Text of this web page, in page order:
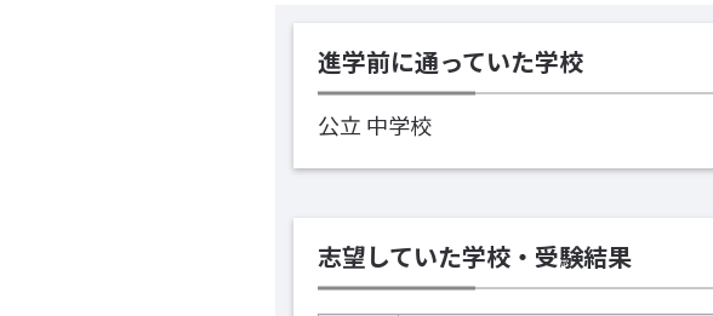
進学前に通っていた学校
公立 中学校
志望していた学校・受験結果